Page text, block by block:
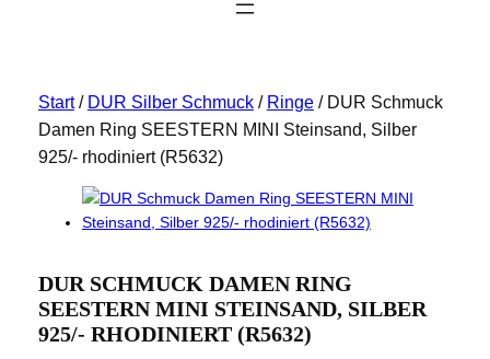
Start/ DUR Silber Schmuck/ Ringe/ DUR Schmuck
Damen Ring SEESTERN MINI Steinsand, Silber
925/- rhodiniert (R5632)
DUR SCHMUCK DAMEN RING
SEESTERN MINI STEINSAND, SILBER
925/- RHODINIERT (R5632)